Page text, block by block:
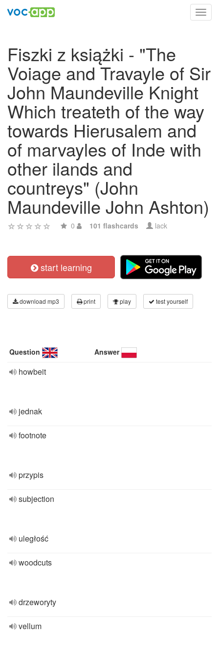
Fiszki z książki - "The
Voiage and Travayle of Sir
John Maundeville Knight
Which treateth of the way
towards Hierusalem and
of marvayles of Inde with
other ilands and
countreys" (John
Maundeville John Ashton)
0 101 flashcards lack
start learning
download mp3 print play test yourself
Question Answer
howbeit
jednak
footnote
przypis
subjection
uległość
woodcuts
drzeworyty
vellum